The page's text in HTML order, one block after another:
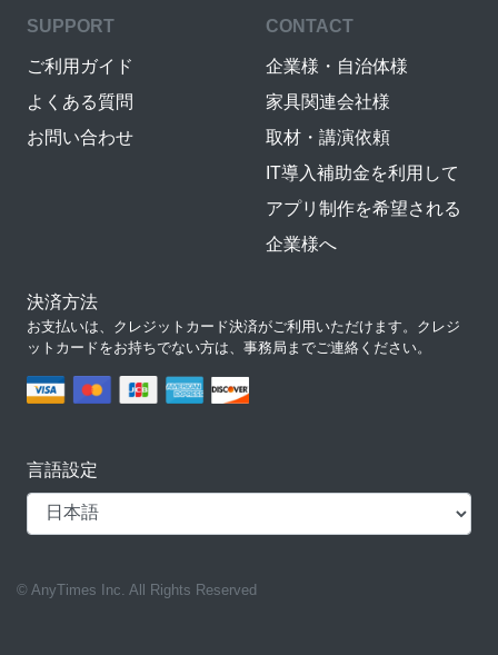
SUPPORT
ご利用ガイド
よくある質問
お問い合わせ
CONTACT
企業様・自治体様
家具関連会社様
取材・講演依頼
IT導入補助金を利用して
アプリ制作を希望される
企業様へ
決済方法
お支払いは、クレジットカード決済がご利用いただけます。クレジ
ットカードをお持ちでない方は、事務局までご連絡ください。
言語設定
© AnyTimes Inc. All Rights Reserved